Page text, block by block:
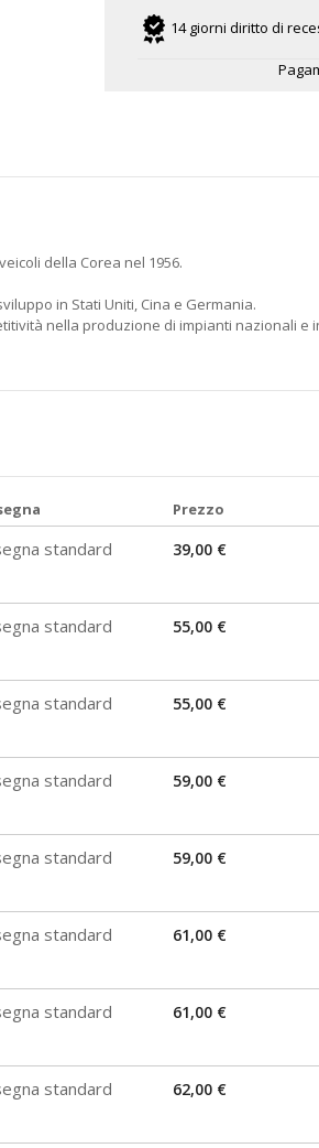
14 giorni diritto di
della Corea nel 1956.
in Stati Uniti, Cina e Germania.
nella produzione di impianti nazionali e
Prezzo
standard 39,00 €
standard 55,00 €
standard 55,00 €
standard 59,00 €
standard 59,00 €
standard 61,00 €
standard 61,00 €
standard 62,00 €